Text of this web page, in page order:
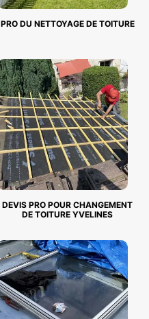
PRO DU NETTOYAGE DE TOITURE
DEVIS PRO POUR CHANGEMENT
DE TOITURE YVELINES